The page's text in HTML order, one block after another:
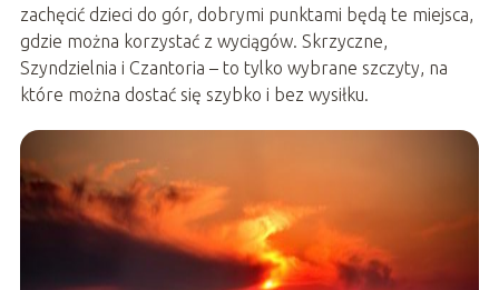
zachęcić dzieci do gór, dobrymi punktami będą te miejsca,
gdzie można korzystać z wyciągów. Skrzyczne,
Szyndzielnia i Czantoria – to tylko wybrane szczyty, na
które można dostać się szybko i bez wysiłku.